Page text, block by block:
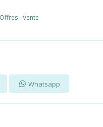
Offres - Vente
Whatsapp